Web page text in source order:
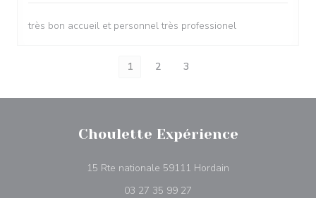
très bon accueil et personnel très professionel
1 2 3
Choulette Expérience
15 Rte nationale 59111 Hordain
03 27 35 99 27